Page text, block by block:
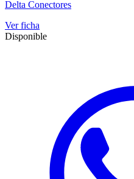
Delta Conectores
Ver ficha
Disponible